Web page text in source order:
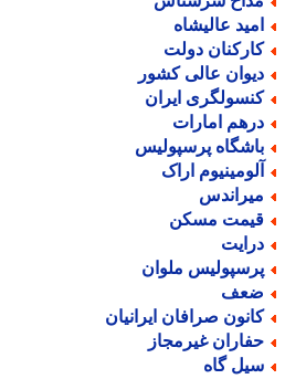
عالیشاه
دولت
عالی کشور
ایران
امارات
پرسپولیس
اراک
مسکن
ملوان
صرافان ایرانیان
غیرمجاز
گاه